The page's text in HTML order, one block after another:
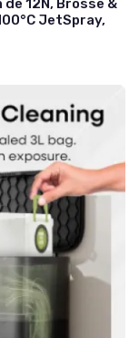
12N, Brosse &
JetSpray,